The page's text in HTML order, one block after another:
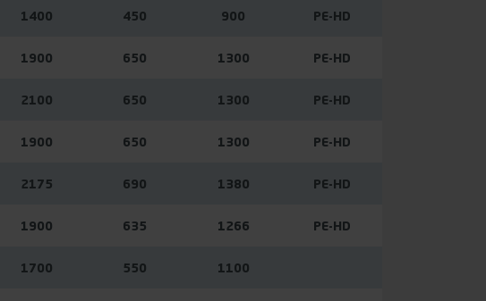
1400 450 900 PE-HD
1900 650 1300 PE-HD
2100 650 1300 PE-HD
1900 650 1300 PE-HD
2175 690 1380 PE-HD
1900 635 1266 PE-HD
1700 550 1100